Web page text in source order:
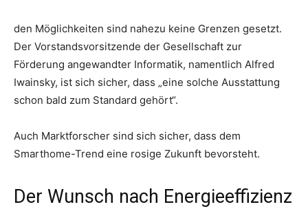
den Möglichkeiten sind nahezu keine Grenzen gesetzt.
Der Vorstandsvorsitzende der Gesellschaft zur
Förderung angewandter Informatik, namentlich Alfred
Iwainsky, ist sich sicher, dass „eine solche Ausstattung
schon bald zum Standard gehört“.
Auch Marktforscher sind sich sicher, dass dem
Smarthome-Trend eine rosige Zukunft bevorsteht.
Der Wunsch nach Energieeffizienz